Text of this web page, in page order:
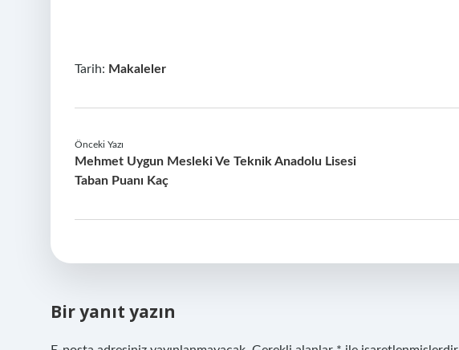
Tarih: Makaleler
Önceki Yazı
Mehmet Uygun Mesleki Ve Teknik Anadolu Lisesi
Taban Puanı Kaç
Bir yanıt yazın